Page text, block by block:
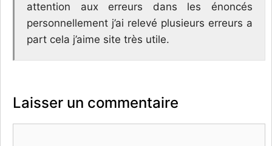
attention aux erreurs dans les énoncés
personnellement j’ai relevé plusieurs erreurs a
part cela j’aime site très utile.
Laisser un commentaire